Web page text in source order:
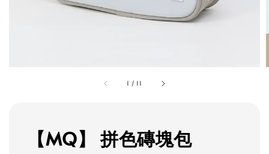
1 / 11
【MQ】 拼色磚塊包